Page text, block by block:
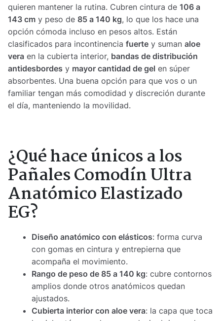
quieren mantener la rutina. Cubren cintura de 106 a
143 cm y peso de 85 a 140 kg, lo que los hace una
opción cómoda incluso en pesos altos. Están
clasificados para incontinencia fuerte y suman aloe
vera en la cubierta interior, bandas de distribución
antidesbordes y mayor cantidad de gel en súper
absorbentes. Una buena opción para que vos o un
familiar tengan más comodidad y discreción durante
el día, manteniendo la movilidad.
¿Qué hace únicos a los
Pañales Comodín Ultra
Anatómico Elastizado
EG?
Diseño anatómico con elásticos: forma curva
con gomas en cintura y entrepierna que
acompaña el movimiento.
Rango de peso de 85 a 140 kg: cubre contornos
amplios donde otros anatómicos quedan
ajustados.
Cubierta interior con aloe vera: la capa que toca